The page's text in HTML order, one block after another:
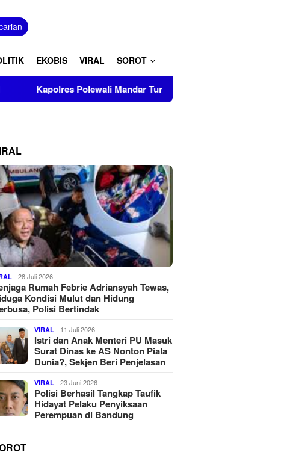
EKOBIS VIRAL SOROT
Mandar Turut Musnahkan Barang Bukti Perkara Inkrah di
28 Juli 2026
Rumah Febrie Adriansyah Tewas,
Kondisi Mulut dan Hidung
Polisi Bertindak
VIRAL 11 Juli 2026
Istri dan Anak Menteri PU Masuk
Surat Dinas ke AS Nonton Piala
Dunia?, Sekjen Beri Penjelasan
VIRAL 23 Juni 2026
Polisi Berhasil Tangkap Taufik
Hidayat Pelaku Penyiksaan
Perempuan di Bandung